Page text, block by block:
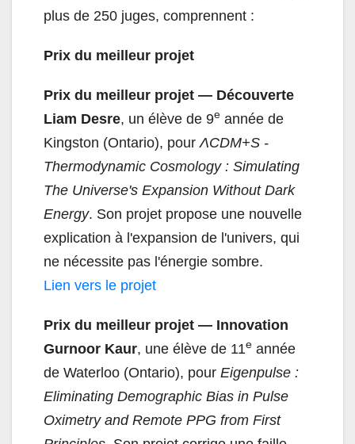
plus de 250 juges, comprennent :
Prix du meilleur projet
Prix du meilleur projet — Découverte
Liam Desre, un élève de 9e année de
Kingston (Ontario), pourΛCDM+S -
Thermodynamic Cosmology : Simulating
The Universe's Expansion Without Dark
Energy. Son projet propose une nouvelle
explication à l'expansion de l'univers, qui
ne nécessite pas l'énergie sombre.
Lien vers le projet
Prix du meilleur projet — Innovation
Gurnoor Kaur, une élève de 11e année
de Waterloo (Ontario), pour Eigenpulse :
Eliminating Demographic Bias in Pulse
Oximetry and Remote PPG from First